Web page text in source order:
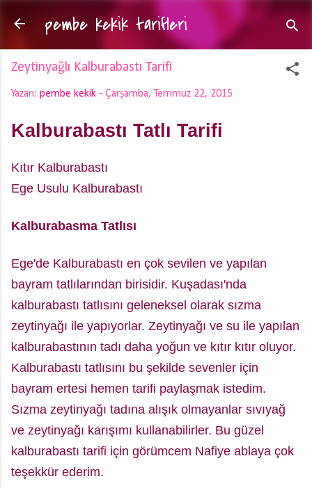
Ana içeriğe atla
pembe kekik tarifleri
Zeytinyağlı Kalburabastı Tarifi
Yazan: pembe kekik - Çarşamba, Temmuz 22, 2015
Kalburabastı Tatlı Tarifi
Kıtır Kalburabastı
Ege Usulu Kalburabastı
Kalburabasma Tatlısı
Ege'de Kalburabastı en çok sevilen ve yapılan
bayram tatlılarından birisidir. Kuşadası'nda
kalburabastı tatlısını geleneksel olarak sızma
zeytinyağı ile yapıyorlar. Zeytinyağı ve su ile yapılan
kalburabastının tadı daha yoğun ve kıtır kıtır oluyor.
Kalburabastı tatlısını bu şekilde sevenler için
bayram ertesi hemen tarifi paylaşmak istedim.
Sızma zeytinyağı tadına alışık olmayanlar sıvıyağ
ve zeytinyağı karışımı kullanabilirler. Bu güzel
kalburabastı tarifi için görümcem Nafiye ablaya çok
teşekkür ederim.